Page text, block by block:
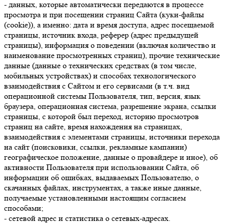
- данных, которые автоматически передаются в процессе
просмотра и при посещении страниц Сайта (куки-файлы
(cookie)), а именно: дата и время доступа, адрес посещаемой
страницы, источник входа, реферер (адрес предыдущей
страницы), информация о поведении (включая количество и
наименование просмотренных страниц), прочие технические
данные (данные о технических средствах (в том числе,
мобильных устройствах) и способах технологического
взаимодействия с Сайтом и его сервисами (в т.ч. вид
операционной системы Пользователя, тип, версия, язык
браузера, операционная система, разрешение экрана, ссылки
страницы, с которой был переход, историю просмотров
страниц на сайте, время нахождения на страницах,
взаимодействия с элементами страницы, источники перехода
на сайт (поисковики, ссылки, рекламные кампании)
географическое положение, данные о провайдере и иное), об
активности Пользователя при использовании Сайта, об
информации об ошибках, выдаваемых Пользователю, о
скачанных файлах, инструментах, а также иные данные,
получаемые установленными настоящим согласием
способами;
- сетевой адрес и статистика о сетевых-адресах.